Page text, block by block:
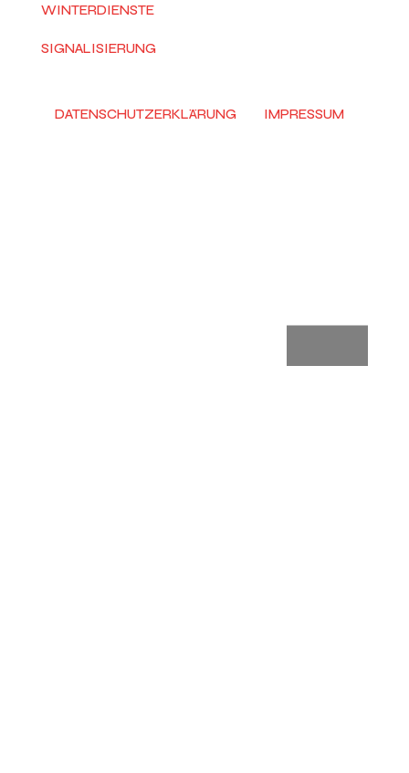
WINTERDIENSTE
SIGNALISIERUNG
DATENSCHUTZERKLÄRUNG IMPRESSUM